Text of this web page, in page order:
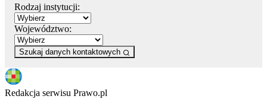
Rodzaj instytucji:
Województwo:
Szukaj danych kontaktowych
Redakcja serwisu Prawo.pl